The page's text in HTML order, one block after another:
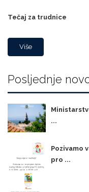
Tečaj za trudnice
Više
Posljednje
...
Pozivamo
pro ...